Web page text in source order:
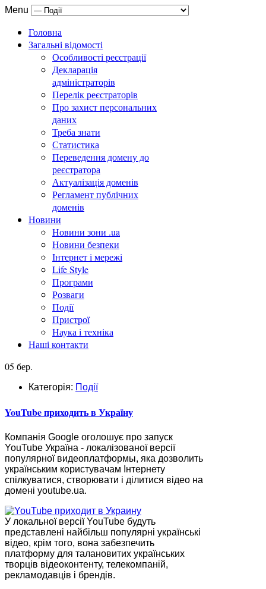
Menu
Головна
Загальні відомості
Особливості реєстрації
Декларація
адміністраторів
Перелік реєстраторів
Про захист персональних
даних
Треба знати
Статистика
Переведення домену до
реєстратора
Актуалізація доменів
Регламент публічних
доменів
Новини
Новини зони .ua
Новини безпеки
Інтернет і мережі
Life Style
Програми
Розваги
Події
Пристрої
Наука і техніка
Наші контакти
05 бер.
Категорія: Події
YouTube приходить в Україну
Компанія Google оголошує про запуск
YouTube Україна - локалізованої версії
популярної видеоплатформы, яка дозволить
українським користувачам Інтернету
спілкуватися, створювати і ділитися відео на
домені youtube.ua.
У локальної версії YouTube будуть
представлені найбільш популярні українські
відео, крім того, вона забезпечить
платформу для талановитих українських
творців відеоконтенту, телекомпаній,
рекламодавців і брендів.